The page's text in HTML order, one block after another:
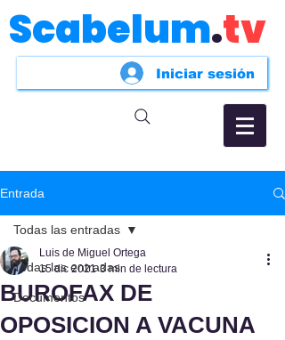
Scabelum.tv
Iniciar sesión
Entrada
Todas las entradas
Documentos
Todas las entradas
BUROFAX DE
OPOSICION A VACUNA
Luis de Miguel Ortega
15 dic 2021 3 min de lectura